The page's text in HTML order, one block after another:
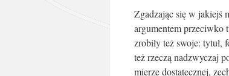
Zgadzając się w jakiejś
argumentem przeciwko
zrobiły też swoje:
też rzeczą nadzwyczaj
mierze dostatecznej,